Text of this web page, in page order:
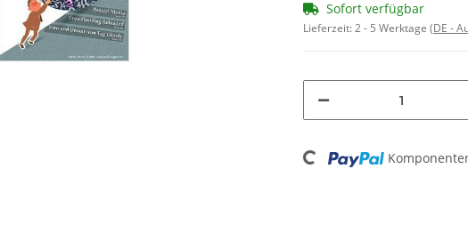
Sofort verfügbar
Lieferzeit:2 - 5 Werktage (DE -
Loading...